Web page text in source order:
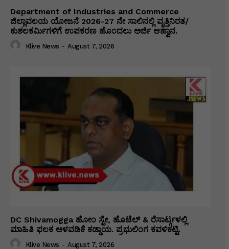
Department of Industries and Commerce
ಜಿಲ್ಲಾವಲಯ ಯೋಜನೆ 2026-27 ನೇ ಸಾಲಿನಲ್ಲಿ ವೃತ್ತಿನಿರತ/
ಕುಶಲಕರ್ಮಿಗಳಿಗೆ ಉಪಕರಣ ಹೊಂದಲು ಅರ್ಜಿ ಆಹ್ವಾನ.
Klive News - August 7, 2026
DC Shivamogga ಹೋಂ ಸ್ಟೇ, ಹೊಟೆಲ್ & ರೆಸಾರ್ಟ್ಗಳಲ್ಲಿ
ಮಾಹಿತಿ ಫಲಕ ಅಳವಡಿಕೆ ಕಡ್ಡಾಯ. ಪ್ರಭುಲಿಂಗ ಕವಳಿಕಟ್ಟಿ.
Klive News - August 7, 2026